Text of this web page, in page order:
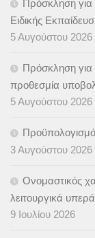
Πρόσκληση για
Ειδικής
5 Αυγούστου 2026
Πρόσκληση
προθεσμία
5 Αυγούστου 2026
3 Αυγούστου 2026
Ονομαστικός
λειτουργικά
9 Ιουλίου 2026